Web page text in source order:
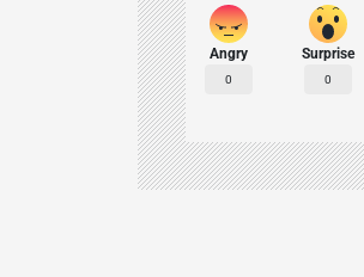
Angry
0
Surprise
0